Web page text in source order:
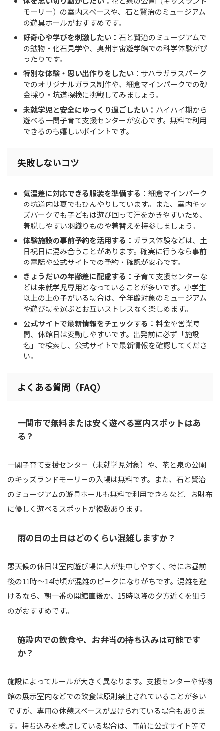
モーリー）の室内スペースや、石と賢治のミュージアム
の遊具ホールがおすすめです。
好奇心や学びを刺激したい： 石と賢治のミュージアムで
の鉱物・化石見学や、奥州宇宙遊学館での科学体験がぴ
ったりです。
特別な体験・思い出作りをしたい： サハラガラスパーク
でのオリジナルガラス制作や、細倉マインパークでの砂
金採り・坑道探検に挑戦してみましょう。
未就学児と安全にゆっくり過ごしたい： ハイハイ期から
遊べる一関子育て支援センターが安心です。無料で利用
できるのも嬉しいポイントです。
失敗しないコツ
気温差に対応できる服装を準備する： 細倉マインパーク
の坑道内は夏でもひんやりしています。また、室内キッ
ズパークでも子どもは遊び回って汗をかきやすいため、
着脱しやすい羽織りものや着替えを持参しましょう。
体験施設の事前予約を活用する： ガラス体験などは、土
日祝日に混み合うことがあります。確実に行うなら事前
の電話や公式サイトでの予約・確認が安心です。
きょうだいの年齢差に配慮する： 子育て支援センターな
どは未就学児専用となっていることが多いです。小学生
以上の上の子がいる場合は、全年齢対象のミュージアム
や遊び場を選ぶとお互いストレスなく楽しめます。
公式サイトで最新情報をチェックする： 料金や営業時
間、休館日は変動しやすいです。出発前に必ず「施設
名」で検索し、公式サイトで最新情報を確認してくださ
い。
よくある質問（FAQ）
一関市で無料または安く遊べる室内スポットはあ
る？
一関子育て支援センター（未就学児対象）や、花と泉の公園
のキッズランドモーリーの入場は無料です。また、石と賢治
のミュージアムの遊具ホールも無料で利用できるなど、お財布
に優しく遊べるスポットが複数あります。
雨の日の土日はどのくらい混雑しますか？
悪天候の休日は室内遊び場に人が集中しやすく、特にお昼前
後の11時〜14時頃が混雑のピークになりがちです。混雑を避
けるなら、朝一番の開館直後か、15時以降の夕方近くを狙う
のがおすすめです。
施設内での飲食や、お弁当の持ち込みは可能です
か？
施設によってルールが大きく異なります。支援センターや博物
館の展示室内などでの飲食は原則禁止されていることが多い
ですが、専用の休憩スペースが設けられている場合もありま
す。持ち込みを検討している場合は、事前に公式サイト等で